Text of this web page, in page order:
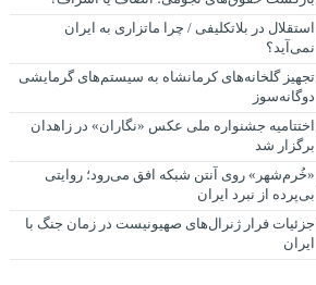
استقلال در بلاتکلیفی / چرا ماتزاری به ایران
نمی‌آید؟
تجهیز گلخانه‌های کرمانشاه به سیستم‌های گرمایشی
دوگانه‌سوز
اختتامیه جشنواره ملی عکس «نگاران» در زاهدان
برگزار شد
«خُرم‌شهر» روی آنتن شبکه افق می‌رود؛ روایتی
بی‌پرده از نبرد ایران
جزئیات فرار ژنرال‌های صهیونیست در زمان جنگ با
ایران